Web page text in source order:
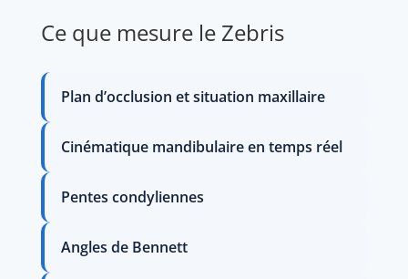
Ce que mesure le Zebris
Plan d’occlusion et situation maxillaire
Cinématique mandibulaire en temps réel
Pentes condyliennes
Angles de Bennett